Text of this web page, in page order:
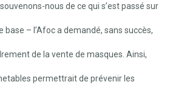
nous de ce qui s’est passé sur
– l’Afoc a demandé, sans succès,
de la vente de masques. Ainsi,
permettrait de prévenir les